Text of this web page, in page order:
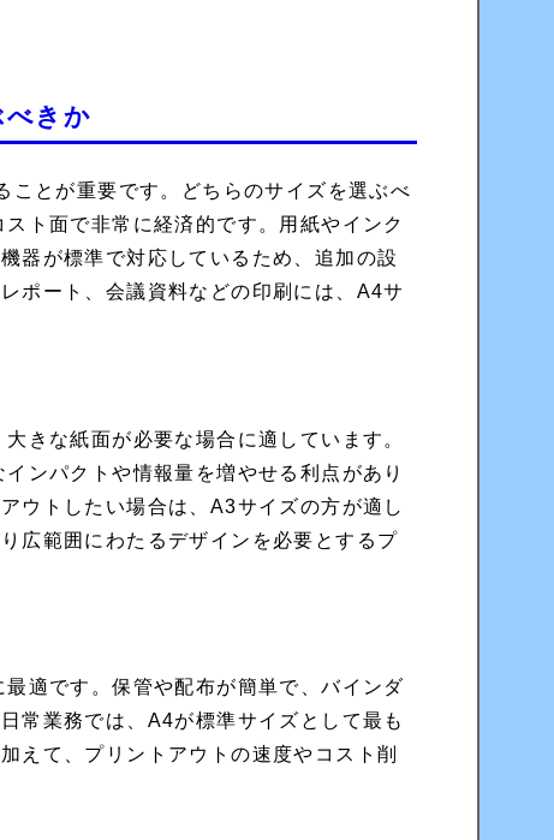
べきか
ことが重要です。どちらのサイズを選ぶべ
スト面で非常に経済的です。用紙やインク
器が標準で対応しているため、追加の設
ポート、会議資料などの印刷には、A4サ
きな紙面が必要な場合に適しています。
ンパクトや情報量を増やせる利点があり
ウトしたい場合は、A3サイズの方が適し
広範囲にわたるデザインを必要とするプ
適です。保管や配布が簡単で、バインダ
常業務では、A4が標準サイズとして最も
えて、プリントアウトの速度やコスト削